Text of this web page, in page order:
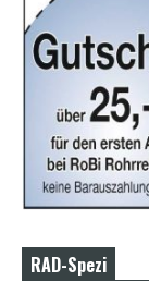
RAD-Spezi